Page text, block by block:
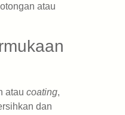
atau
atau coating,
dan